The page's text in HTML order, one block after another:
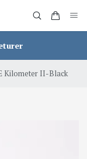
Kilometer II-Black